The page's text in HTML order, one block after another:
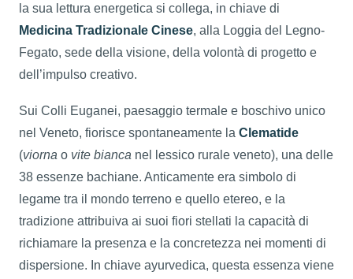
la sua lettura energetica si collega, in chiave di
Medicina Tradizionale Cinese, alla Loggia del Legno-
Fegato, sede della visione, della volontà di progetto e
dell’impulso creativo.
Sui Colli Euganei, paesaggio termale e boschivo unico
nel Veneto, fiorisce spontaneamente la Clematide
(viorna o vite bianca nel lessico rurale veneto), una delle
38 essenze bachiane. Anticamente era simbolo di
legame tra il mondo terreno e quello etereo, e la
tradizione attribuiva ai suoi fiori stellati la capacità di
richiamare la presenza e la concretezza nei momenti di
dispersione. In chiave ayurvedica, questa essenza viene